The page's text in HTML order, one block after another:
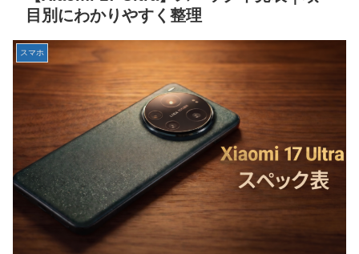
目別にわかりやすく整理
スマホ